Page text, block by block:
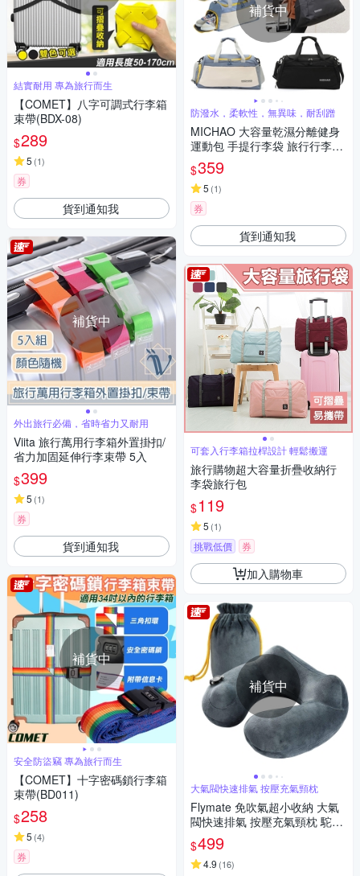
結實耐用 專為旅行而生
【COMET】八字可調式行李箱
束帶(BDX-08)
$289
5 (1)
券
貨到通知我
補貨中
外出旅行必備，省時省力又耐用
Viita 旅行萬用行李箱外置掛扣/
省力加固延伸行李束帶 5入
$399
5 (1)
券
貨到通知我
補貨中
安全防盜竊 專為旅行而生
【COMET】十字密碼鎖行李箱
束帶(BD011)
$258
5 (4)
券
補貨中
防潑水，柔軟性，無異味，耐刮蹭
MICHAO 大容量乾濕分離健身
運動包 手提行李袋 旅行行李箱
拉桿包 游泳收納包
$359
5 (1)
券
貨到通知我
可套入行李箱拉桿設計 輕鬆搬運
旅行購物超大容量折疊收納行
李袋旅行包
$119
5 (1)
挑戰低價 券
加入購物車
補貨中
大氣閥快速排氣 按壓充氣頸枕
Flymate 免吹氣超小收納 大氣
閥快速排氣 按壓充氣頸枕 駝峰
護頸飛機枕U型枕 可拆洗 旅行
旅遊收納
$499
4.9 (16)